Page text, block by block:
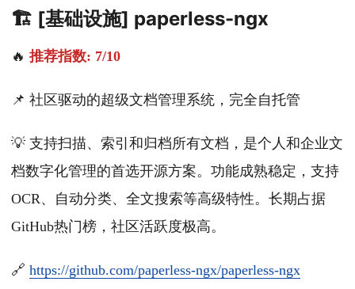
🏗️ [基础设施] paperless-ngx
🔥 推荐指数: 7/10
📌 社区驱动的超级文档管理系统，完全自托管
💡 支持扫描、索引和归档所有文档，是个人和企业文
档数字化管理的首选开源方案。功能成熟稳定，支持
OCR、自动分类、全文搜索等高级特性。长期占据
GitHub热门榜，社区活跃度极高。
🔗 https://github.com/paperless-ngx/paperless-ngx